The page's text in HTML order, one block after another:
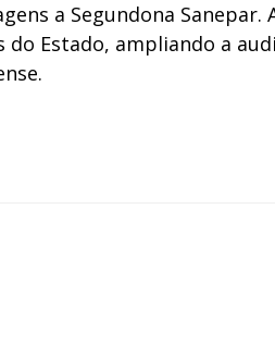
a Segundona Sanepar.
Estado, ampliando a